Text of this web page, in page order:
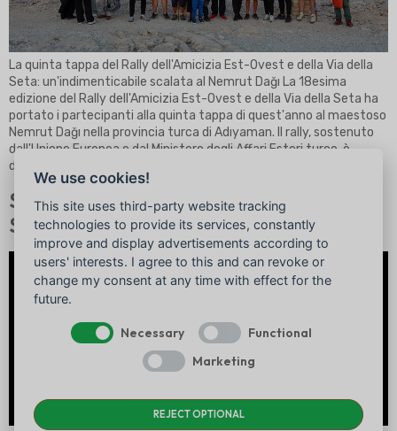
La quinta tappa del Rally dell'Amicizia Est-Ovest e della Via della
Seta: un'indimenticabile scalata al Nemrut Dağı La 18esima
edizione del Rally dell'Amicizia Est-Ovest e della Via della Seta ha
portato i partecipanti alla quinta tappa di quest'anno al maestoso
Nemrut Dağı nella provincia turca di Adıyaman. Il rally, sostenuto
dall'Unione Europea e dal Ministero degli Affari Esteri turco, è
diventato il [...]
Silkroad Rally in TV: l'epico viaggio su S
Sport
We use cookies!
This site uses third-party website tracking
technologies to provide its services, constantly
improve and display advertisements according to
users' interests. I agree to this and can revoke or
change my consent at any time with effect for the
future.
Necessary
Functional
Marketing
REJECT OPTIONAL